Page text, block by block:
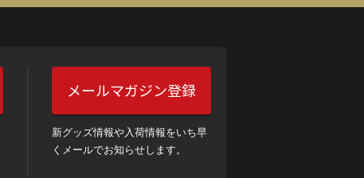
メールマガジン登録
新グッズ情報や入荷情報をいち早
くメールでお知らせします。